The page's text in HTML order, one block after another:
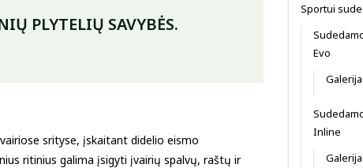
PLYTELIŲ SAVYBĖS.
srityse, įskaitant didelio eismo
ritinius galima įsigyti įvairių spalvų, raštų ir
Sportui
Evo
Inline